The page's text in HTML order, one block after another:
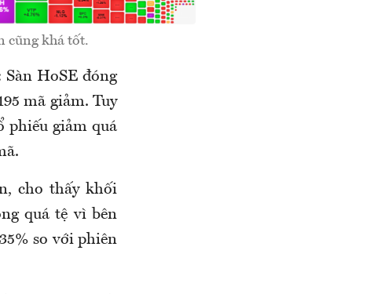
cũng khá tốt.
HoSE đóng
mã giảm. Tuy
phiếu giảm quá
cho thấy khối
quá tệ vì bên
so với phiên